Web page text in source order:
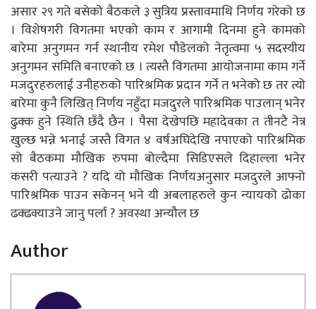
असार २९ गते बसेको बैठकले ३ सुत्रिय प्रस्तावमाथि निर्णय गरेको छ
। विशेषगरी विगतमा भएको काम र आगामी दिनमा हुने कामको
बारेमा अनुगमन गर्न स्थानीय रमेश पौडेलको नेतृत्वमा ५ सदस्यीय
अनुगमन समिति बनाएको छ । त्यस्तै विगतमा आयोजनामा काम गर्ने
मजदुरहरुलाई उनीहरुको पारिश्रमिक प्रदान गर्ने त भनेको छ तर त्यो
बारेमा कुनै लिखित् निर्णय नहुँदा मजदुरले पारिश्रमिक पाउलान् भनेर
ढुक्क हुने स्थिति छँदै छैन । पैसा देखेपछि महादेवका त तीनटै नेत्र
खुल्छ भन्ने भनाई जस्तै विगत ४ वर्षअघिदेखि नपाएको पारिश्रमिक
सो बैठकमा मौखिक रुपमा बोल्दैमा सिडिएसले दिहाल्ला भनेर
कसरी पत्याउने ? यदि यो मौखिक निर्णयअनुसार मजदुरले आफ्नो
पारिश्रमिक पाउन सकेनन् भने यी अबलाहरुले कुन न्यायको ढोका
ढक्ढक्याउने जानु पर्ला ? अवस्था अन्यौल छ
Author